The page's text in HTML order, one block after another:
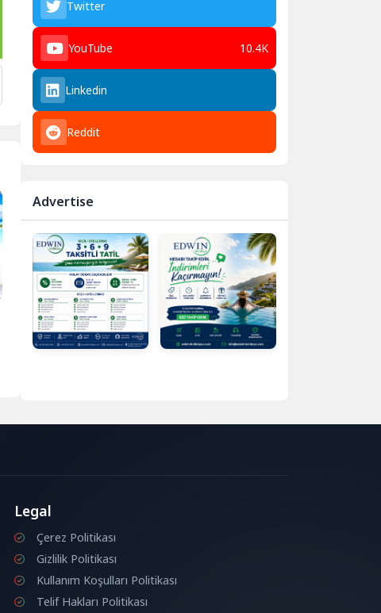
Twitter
YouTube 10.4K
Linkedin
Reddit
Advertise
Legal
Çerez Politikası
Gizlilik Politikası
Kullanım Koşulları Politikası
Telif Hakları Politikası